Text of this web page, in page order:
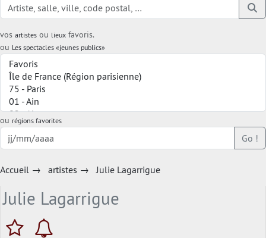
vos artistes ou lieux favoris.
ou Les spectacles «jeunes publics»
ou régions favorites
Go !
Accueil → artistes → Julie Lagarrigue
Julie Lagarrigue